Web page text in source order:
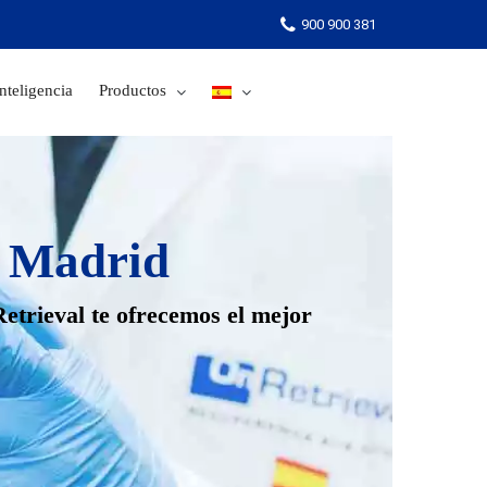
900 900 381
Productos
Madrid
te ofrecemos el mejor